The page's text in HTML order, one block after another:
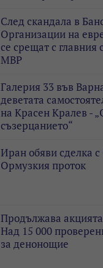
След скандала в
Организации на
се срещат с главния
МВР
Галерия 33 във
деветата
на Красен Кралев -
съзерцанието“
Иран обяви сделка
Ормузкия проток
Продължава
Над 15 000
за денонощие